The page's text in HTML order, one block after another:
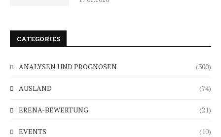
CATEGORIES
ANALYSEN UND PROGNOSEN (300)
AUSLAND (74)
ERENA-BEWERTUNG (21)
EVENTS (10)